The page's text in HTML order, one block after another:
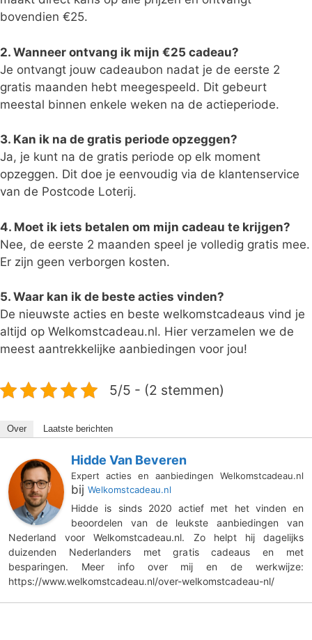
bovendien €25.
2. Wanneer ontvang ik mijn €25 cadeau?
Je ontvangt jouw cadeaubon nadat je de eerste 2
gratis maanden hebt meegespeeld. Dit gebeurt
meestal binnen enkele weken na de actieperiode.
3. Kan ik na de gratis periode opzeggen?
Ja, je kunt na de gratis periode op elk moment
opzeggen. Dit doe je eenvoudig via de klantenservice
van de Postcode Loterij.
4. Moet ik iets betalen om mijn cadeau te krijgen?
Nee, de eerste 2 maanden speel je volledig gratis mee.
Er zijn geen verborgen kosten.
5. Waar kan ik de beste acties vinden?
De nieuwste acties en beste welkomstcadeaus vind je
altijd op Welkomstcadeau.nl. Hier verzamelen we de
meest aantrekkelijke aanbiedingen voor jou!
5/5 - (2 stemmen)
Over Laatste berichten
Hidde Van Beveren
Expert acties en aanbiedingen Welkomstcadeau.nl
bij Welkomstcadeau.nl
Hidde is sinds 2020 actief met het vinden en
beoordelen van de leukste aanbiedingen van
Nederland voor Welkomstcadeau.nl. Zo helpt hij dagelijks
duizenden Nederlanders met gratis cadeaus en met
besparingen. Meer info over mij en de werkwijze:
https://www.welkomstcadeau.nl/over-welkomstcadeau-nl/